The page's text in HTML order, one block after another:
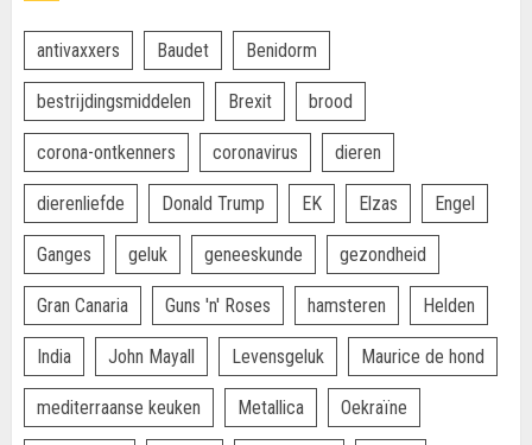
antivaxxers Baudet Benidorm
bestrijdingsmiddelen Brexit brood
corona-ontkenners coronavirus dieren
dierenliefde Donald Trump EK Elzas Engel
Ganges geluk geneeskunde gezondheid
Gran Canaria Guns 'n' Roses hamsteren Helden
India John Mayall Levensgeluk Maurice de hond
mediterraanse keuken Metallica Oekraïne